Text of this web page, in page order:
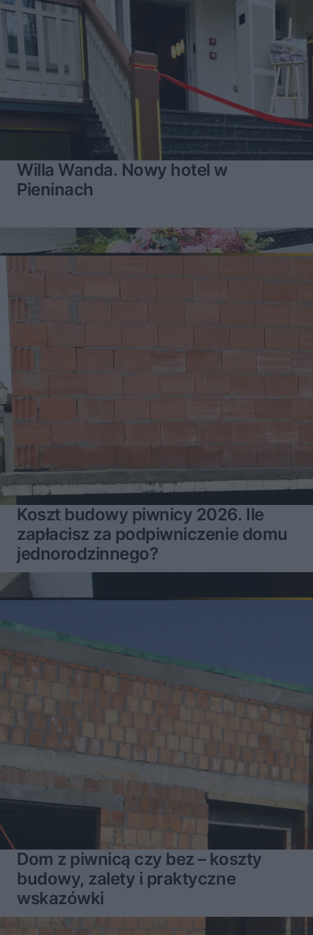
Willa Wanda. Nowy hotel w
Pieninach
Koszt budowy piwnicy 2026. Ile
zapłacisz za podpiwniczenie domu
jednorodzinnego?
Dom z piwnicą czy bez – koszty
budowy, zalety i praktyczne
wskazówki